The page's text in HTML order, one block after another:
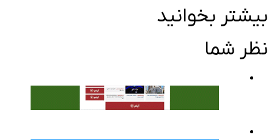
بیشتر بخوانید
نظر شما